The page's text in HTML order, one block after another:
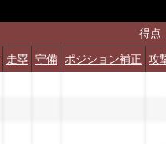
得点
走塁 守備 ポジション補正 攻